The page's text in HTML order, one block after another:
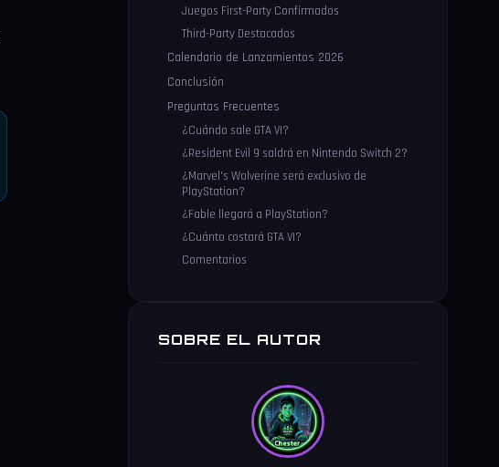
Juegos First-Party Confirmados
Third-Party Destacados
Calendario de Lanzamientos 2026
Conclusión
Preguntas Frecuentes
¿Cuándo sale GTA VI?
¿Resident Evil 9 saldrá en Nintendo Switch 2?
¿Marvel's Wolverine será exclusivo de
PlayStation?
¿Fable llegará a PlayStation?
¿Cuánto costará GTA VI?
Comentarios
SOBRE EL AUTOR